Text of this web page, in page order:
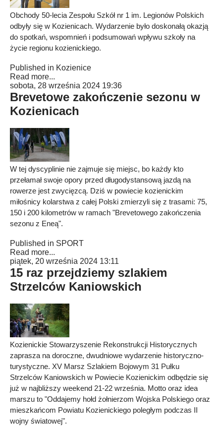
Obchody 50-lecia Zespołu Szkół nr 1 im. Legionów Polskich
odbyły się w Kozienicach. Wydarzenie było doskonałą okazją
do spotkań, wspomnień i podsumowań wpływu szkoły na
życie regionu kozienickiego.
Published in Kozienice
Read more...
sobota, 28 września 2024 19:36
Brevetowe zakończenie sezonu w
Kozienicach
W tej dyscyplinie nie zajmuje się miejsc, bo każdy kto
przełamał swoje opory przed długodystansową jazdą na
rowerze jest zwycięzcą. Dziś w powiecie kozienickim
miłośnicy kolarstwa z całej Polski zmierzyli się z trasami: 75,
150 i 200 kilometrów w ramach "Brevetowego zakończenia
sezonu z Eneą".
Published in SPORT
Read more...
piątek, 20 września 2024 13:11
15 raz przejdziemy szlakiem
Strzelców Kaniowskich
Kozienickie Stowarzyszenie Rekonstrukcji Historycznych
zaprasza na doroczne, dwudniowe wydarzenie historyczno-
turystyczne. XV Marsz Szlakiem Bojowym 31 Pułku
Strzelców Kaniowskich w Powiecie Kozienickim odbędzie się
już w najbliższy weekend 21-22 września. Motto oraz idea
marszu to "Oddajemy hołd żołnierzom Wojska Polskiego oraz
mieszkańcom Powiatu Kozienickiego poległym podczas II
wojny światowej".